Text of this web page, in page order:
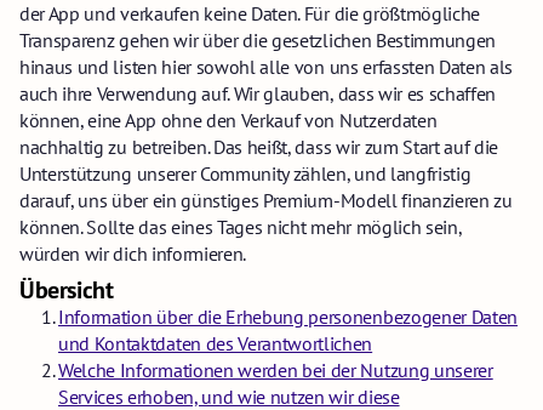
der App und verkaufen keine Daten. Für die größtmögliche
Transparenz gehen wir über die gesetzlichen Bestimmungen
hinaus und listen hier sowohl alle von uns erfassten Daten als
auch ihre Verwendung auf. Wir glauben, dass wir es schaffen
können, eine App ohne den Verkauf von Nutzerdaten
nachhaltig zu betreiben. Das heißt, dass wir zum Start auf die
Unterstützung unserer Community zählen, und langfristig
darauf, uns über ein günstiges Premium-Modell finanzieren zu
können. Sollte das eines Tages nicht mehr möglich sein,
würden wir dich informieren.
Übersicht
Information über die Erhebung personenbezogener Daten
und Kontaktdaten des Verantwortlichen
Welche Informationen werden bei der Nutzung unserer
Services erhoben, und wie nutzen wir diese